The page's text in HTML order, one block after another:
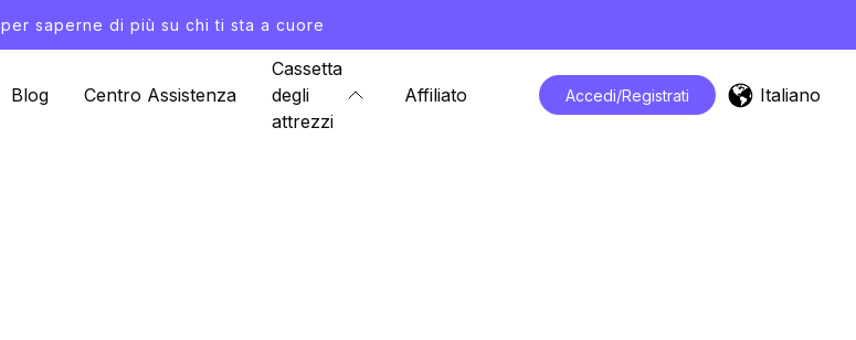
per saperne di più su chi ti sta a cuore
Blog Centro Assistenza
Cassetta
degli
attrezzi
Affiliato Accedi/Registrati Italiano